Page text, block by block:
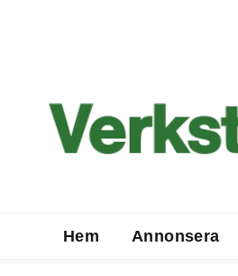
Hem Annonsera